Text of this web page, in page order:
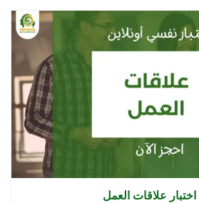
اختبار علاقات العمل